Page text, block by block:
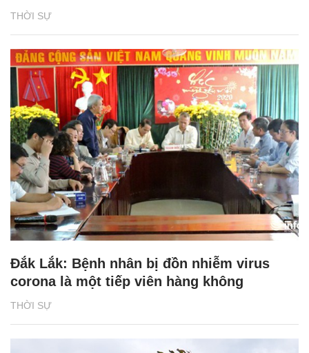
THỜI SỰ
THỜI SỰ
Đắk Lắk: Bệnh nhân bị đồn nhiễm virus
corona là một tiếp viên hàng không